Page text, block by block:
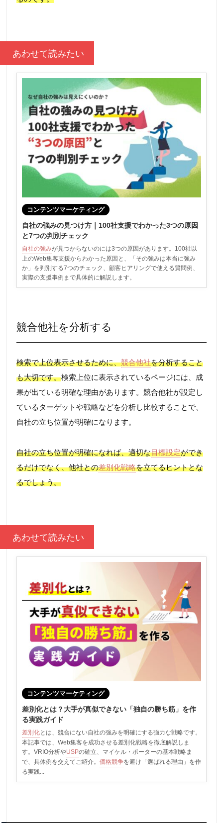
あわせて読みたい
コンテンツマーケティング
自社の強みの見つけ方｜100社支援でわかった3つの原因
と7つの判別チェック
自社の強みが見つからないのには3つの原因があります。100社以
上のWeb集客支援からわかった原因と、「その強みは本当に強み
か」を判別する7つのチェック、顧客ヒアリングで使える質問例、
実際の支援事例まで具体的に解説します。
競合他社を分析する
検索で上位表示させるために、競合他社を分析すること
も大切です。検索上位に表示されているページには、成
果が出ている明確な理由があります。競合他社が設定し
ているターゲットや戦略などを分析し比較することで、
自社の立ち位置が明確になります。
自社の立ち位置が明確になれば、適切な目標設定ができ
るだけでなく、他社との差別化戦略を立てるヒントとな
るでしょう。
あわせて読みたい
コンテンツマーケティング
差別化とは？大手が真似できない「独自の勝ち筋」を作
る実践ガイド
差別化とは、競合にない自社の強みを明確にする強力な戦略です。
本記事では、Web集客を成功させる差別化戦略を徹底解説しま
す。VRIO分析やUSPの確立、マイケル・ポーターの基本戦略ま
で、具体例を交えてご紹介。 価格競争を避け「選ばれる理由」を作
る実践...